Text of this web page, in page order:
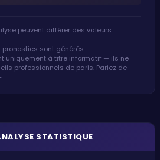
peuvent différer des valeurs
sont générés
uniquement à titre informatif — ils ne
professionnels de paris. Pariez de
STATISTIQUE